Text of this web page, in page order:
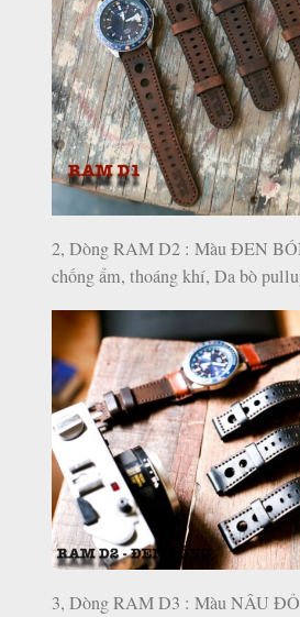
2, Dòng RAM D2 : Màu ĐEN
chống ẩm, thoáng khí, Da bò
3, Dòng RAM D3 : Màu NÂU